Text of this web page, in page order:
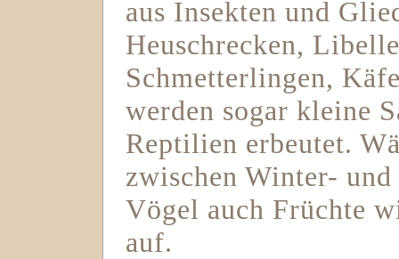
aus Insekten und
Heuschrecken,
Schmetterlingen,
werden sogar kleine
Reptilien erbeutet.
zwischen Winter-
Vögel auch Früchte
auf.